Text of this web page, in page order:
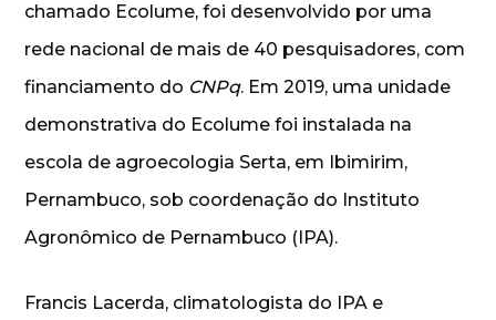
chamado Ecolume, foi desenvolvido por uma
rede nacional de mais de 40 pesquisadores, com
financiamento do CNPq. Em 2019, uma unidade
demonstrativa do Ecolume foi instalada na
escola de agroecologia Serta, em Ibimirim,
Pernambuco, sob coordenação do Instituto
Agronômico de Pernambuco (IPA).
Francis Lacerda, climatologista do IPA e